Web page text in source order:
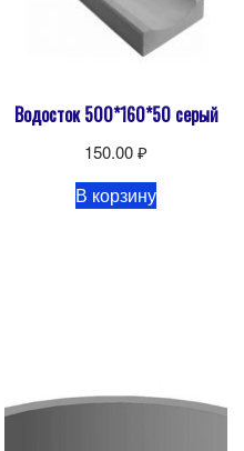
Водосток 500*160*50 серый
150.00₽
В корзину